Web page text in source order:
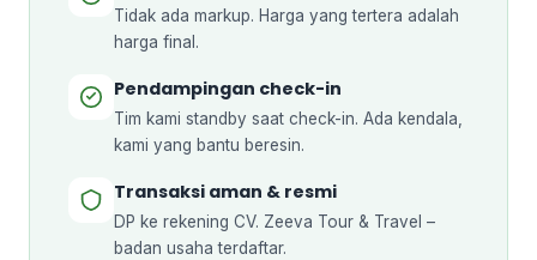
Tidak ada markup. Harga yang tertera adalah
harga final.
Pendampingan check-in
Tim kami standby saat check-in. Ada kendala,
kami yang bantu beresin.
Transaksi aman & resmi
DP ke rekening CV. Zeeva Tour & Travel –
badan usaha terdaftar.